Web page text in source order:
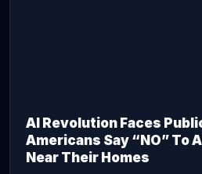
AI Revolution Faces
Americans Say “NO” To
Near Their Homes